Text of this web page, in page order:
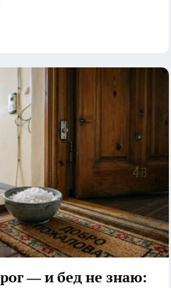
— и бед не знаю: